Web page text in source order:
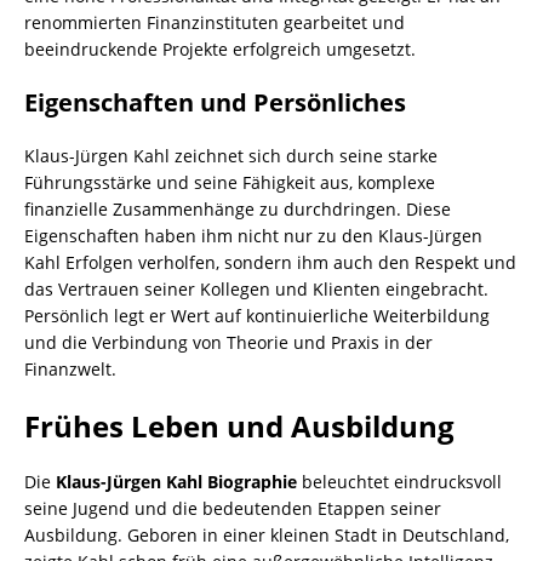
renommierten Finanzinstituten gearbeitet und
beeindruckende Projekte erfolgreich umgesetzt.
Eigenschaften und Persönliches
Klaus-Jürgen Kahl zeichnet sich durch seine starke
Führungsstärke und seine Fähigkeit aus, komplexe
finanzielle Zusammenhänge zu durchdringen. Diese
Eigenschaften haben ihm nicht nur zu den Klaus-Jürgen
Kahl Erfolgen verholfen, sondern ihm auch den Respekt und
das Vertrauen seiner Kollegen und Klienten eingebracht.
Persönlich legt er Wert auf kontinuierliche Weiterbildung
und die Verbindung von Theorie und Praxis in der
Finanzwelt.
Frühes Leben und Ausbildung
Die Klaus-Jürgen Kahl Biographie beleuchtet eindrucksvoll
seine Jugend und die bedeutenden Etappen seiner
Ausbildung. Geboren in einer kleinen Stadt in Deutschland,